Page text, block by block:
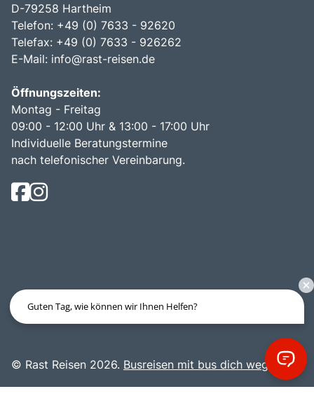
D-79258 Hartheim
Telefon: +49 (0) 7633 - 92620
Telefax: +49 (0) 7633 - 926262
E-Mail: info@rast-reisen.de
Öffnungszeiten:
Montag - Freitag
09:00 - 12:00 Uhr & 13:00 - 17:00 Uhr
Individuelle Beratungstermine
nach telefonischer Vereinbarung.
© Rast Reisen 2026. Busreisen mit bus dich weg!
Guten Tag, wie können wir Ihnen Helfen?